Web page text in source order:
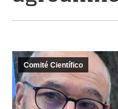
Comité Científico